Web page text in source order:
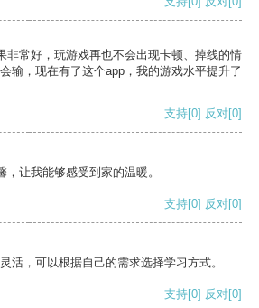
非常好，玩游戏再也不会出现卡顿、掉线的情
输，现在有了这个app，我的游戏水平提升了
支持[0] 反对[0]
让我能够感受到家的温暖。
支持[0] 反对[0]
活，可以根据自己的需求选择学习方式。
支持[0] 反对[0]